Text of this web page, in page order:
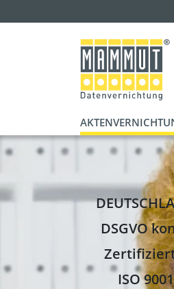
DSGVO
ISO